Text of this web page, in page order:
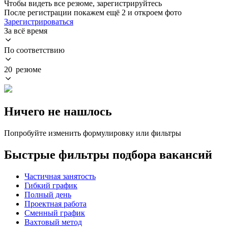
Чтобы видеть все резюме, зарегистрируйтесь
После регистрации покажем ещё 2 и откроем фото
Зарегистрироваться
За всё время
По соответствию
20 резюме
Ничего не нашлось
Попробуйте изменить формулировку или фильтры
Быстрые фильтры подбора вакансий
Частичная занятость
Гибкий график
Полный день
Проектная работа
Сменный график
Вахтовый метод